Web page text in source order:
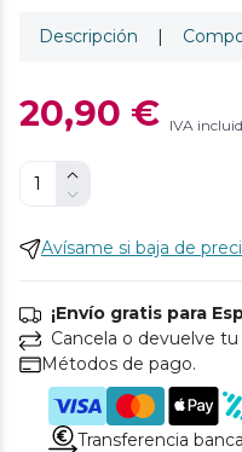
Descripción |
20,90 € IVA
Avísame si baja de
¡Envío gratis para
Cancela o devuelve
Métodos de pago.
Transferencia